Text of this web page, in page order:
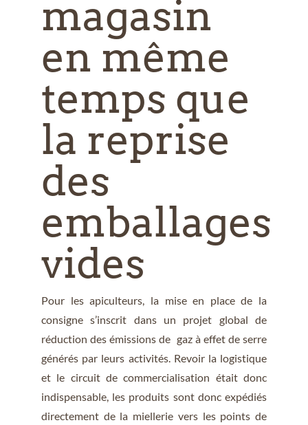
magasin
en même
temps que
la reprise
des
emballages
vides
Pour les apiculteurs, la mise en place de la
consigne s’inscrit dans un projet global de
réduction des émissions de gaz à effet de serre
générés par leurs activités. Revoir la logistique
et le circuit de commercialisation était donc
indispensable, les produits sont donc expédiés
directement de la miellerie vers les points de